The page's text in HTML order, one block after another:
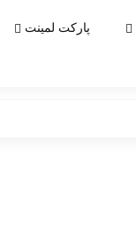
پارکت لمینت